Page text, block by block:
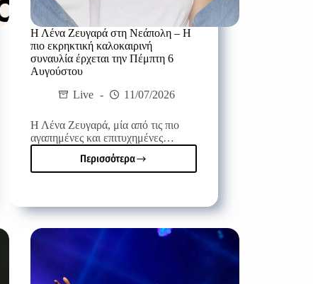
Η Λένα Ζευγαρά στη Νεάπολη – Η
πιο εκρηκτική καλοκαιρινή
συναυλία έρχεται την Πέμπτη 6
Αυγούστου
Live
11/07/2026
Η Λένα Ζευγαρά, μία από τις πιο
αγαπημένες και επιτυχημένες…
Περισσότερα
Η
Λένα
Νεάπολη
–